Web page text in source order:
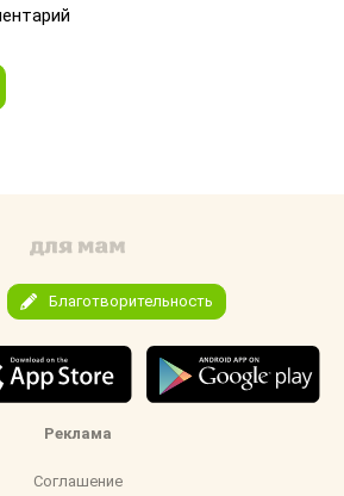
Благотворительность
Реклама
Соглашение